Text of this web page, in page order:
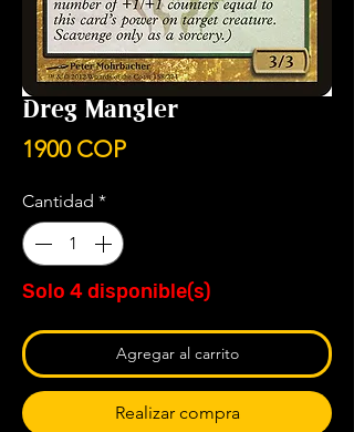
Dreg Mangler
1900 COPPrecio
Cantidad *
Solo 4 disponible(s)
Agregar al carrito
Realizar compra